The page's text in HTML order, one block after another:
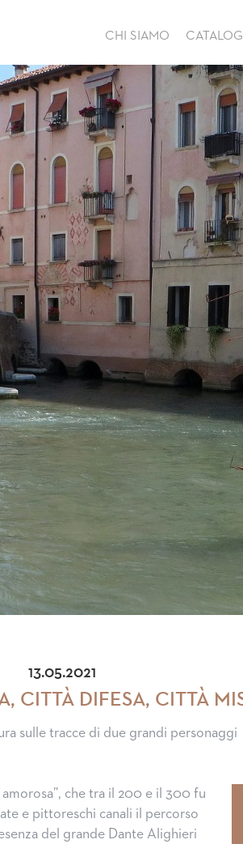
CHI SIAMO
13.05.2021
CITTÀ DIFESA, CITTÀ
sulle tracce di due grandi personaggi
che tra il 200 e il 300 fu
e pittoreschi canali il percorso
del grande Dante Alighieri